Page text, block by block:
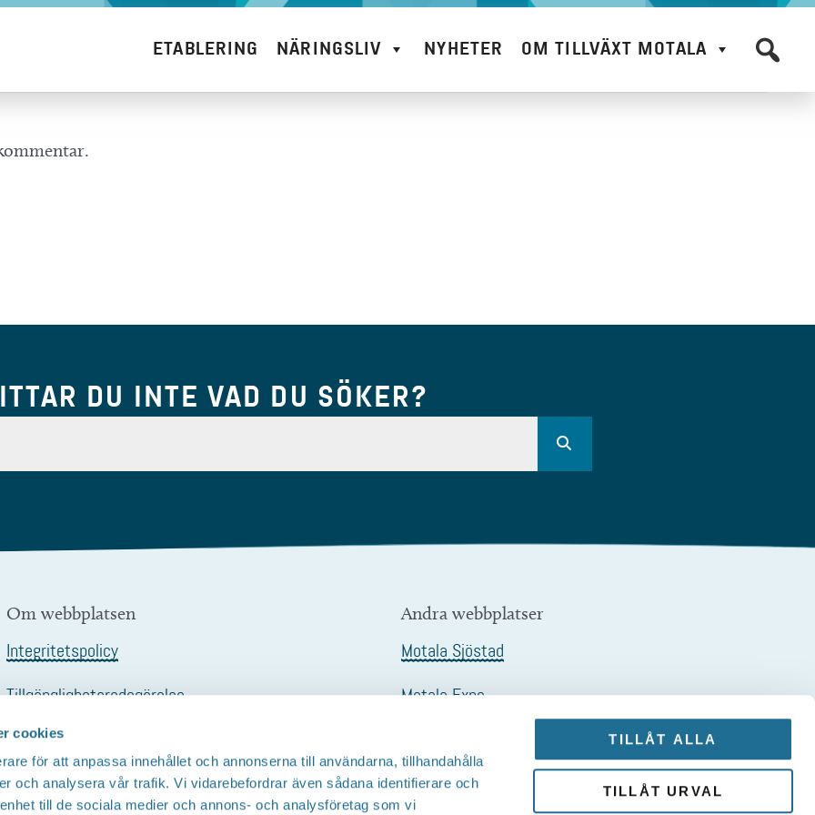
cookies
för att anpassa innehållet och annonserna till användarna, tillhandahålla
och analysera vår trafik. Vi vidarebefordrar även sådana identifierare och
till de sociala medier och annons- och analysföretag som vi
TILLÅT ALLA
TILLÅT URVAL
ETABLERING NÄRINGSLIV NYHETER OM TILLVÄXT MOTALA
DU INTE VAD DU SÖKER?
Om webbplatsen
Integritetspolicy
Tillgänglighetsredogörelse
Andra webbplatser
Motala Sjöstad
Motala Expo
Sjöstadskortet